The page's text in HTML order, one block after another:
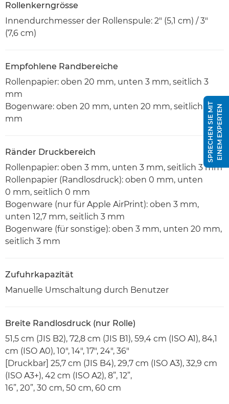
Rollenkerngrösse
Innendurchmesser der Rollenspule: 2" (5,1 cm) / 3"
(7,6 cm)
Empfohlene Randbereiche
Rollenpapier: oben 20 mm, unten 3 mm, seitlich 3
mm
Bogenware: oben 20 mm, unten 20 mm, seitlich 3
mm
Ränder Druckbereich
Rollenpapier: oben 3 mm, unten 3 mm, seitlich 3 mm
Rollenpapier (Randlosdruck): oben 0 mm, unten
0 mm, seitlich 0 mm
Bogenware (nur für Apple AirPrint): oben 3 mm,
unten 12,7 mm, seitlich 3 mm
Bogenware (für sonstige): oben 3 mm, unten 20 mm,
seitlich 3 mm
Zufuhrkapazität
Manuelle Umschaltung durch Benutzer
Breite Randlosdruck (nur Rolle)
51,5 cm (JIS B2), 72,8 cm (JIS B1), 59,4 cm (ISO A1), 84,1
cm (ISO A0), 10", 14", 17", 24", 36"
[Druckbar] 25,7 cm (JIS B4), 29,7 cm (ISO A3), 32,9 cm
(ISO A3+), 42 cm (ISO A2), 8”, 12”,
16”, 20”, 30 cm, 50 cm, 60 cm
S
P
R
E
C
H
E
N
S
I
E
M
I
T
E
I
N
E
M
E
X
P
E
R
T
EN